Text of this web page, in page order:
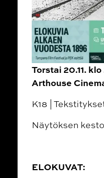
Torstai 20.11.
Arthouse
K18 |
Näytöksen
ELOKUVAT: